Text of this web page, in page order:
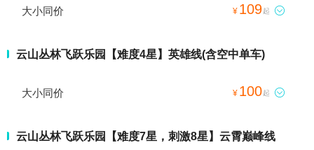
大小同价 ¥ 109起 
云山丛林飞跃乐园【难度4星】英雄线(含空中单车)
大小同价 ¥ 100起 
云山丛林飞跃乐园【难度7星，刺激8星】云霄巅峰线